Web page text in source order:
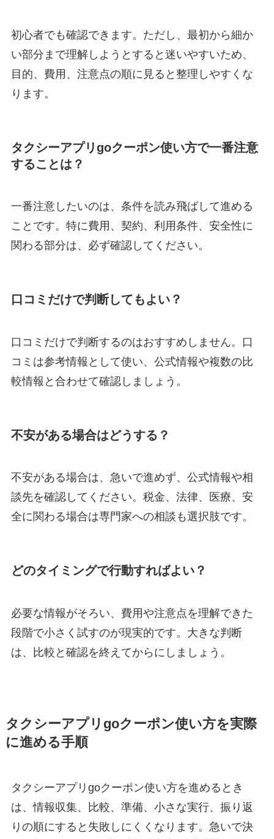
初心者でも確認できます。ただし、最初から細か
い部分まで理解しようとすると迷いやすいため、
目的、費用、注意点の順に見ると整理しやすくな
ります。
タクシーアプリgoクーポン使い方で一番注意
することは？
一番注意したいのは、条件を読み飛ばして進める
ことです。特に費用、契約、利用条件、安全性に
関わる部分は、必ず確認してください。
口コミだけで判断してもよい？
口コミだけで判断するのはおすすめしません。口
コミは参考情報として使い、公式情報や複数の比
較情報と合わせて確認しましょう。
不安がある場合はどうする？
不安がある場合は、急いで進めず、公式情報や相
談先を確認してください。税金、法律、医療、安
全に関わる場合は専門家への相談も選択肢です。
どのタイミングで行動すればよい？
必要な情報がそろい、費用や注意点を理解できた
段階で小さく試すのが現実的です。大きな判断
は、比較と確認を終えてからにしましょう。
タクシーアプリgoクーポン使い方を実際
に進める手順
タクシーアプリgoクーポン使い方を進めるとき
は、情報収集、比較、準備、小さな実行、振り返
りの順にすると失敗しにくくなります。急いで決